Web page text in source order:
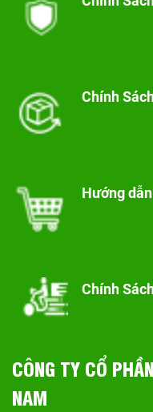
Chính
Hướng
Chính
CÔNG TY CỔ
NAM